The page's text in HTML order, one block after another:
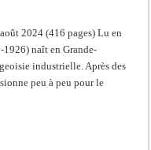
2024 (416 pages) Lu en
naît en Grande-
industrielle. Après des
peu à peu pour le